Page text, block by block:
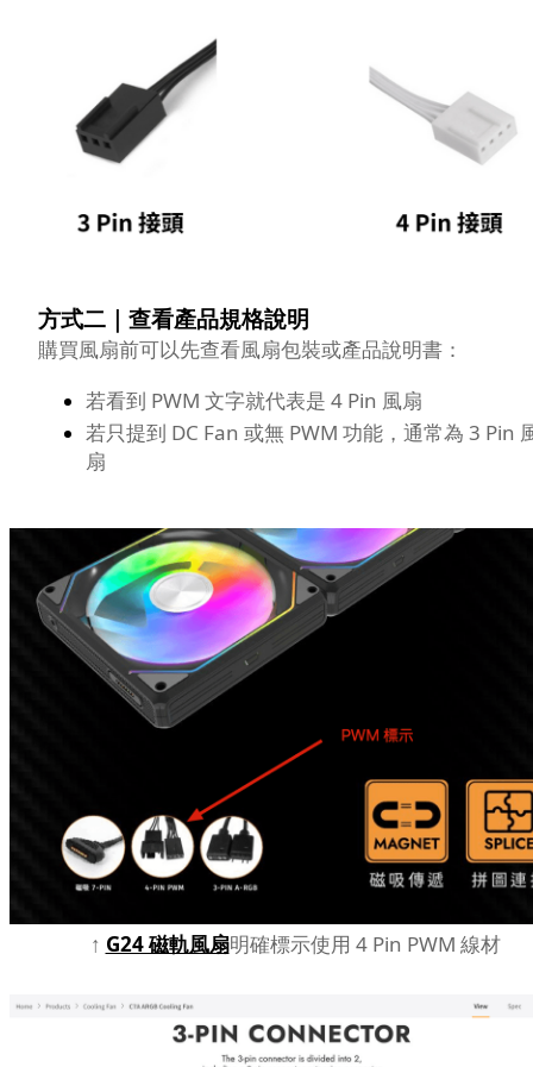
方式二｜查看產品規格說明
購買風扇前可以先查看風扇包裝或產品說明書：
若看到 PWM 文字就代表是 4 Pin 風扇
若只提到 DC Fan 或無 PWM 功能，通常為 3 Pin
扇
↑ G24 磁軌風扇明確標示使用 4 Pin PWM 線材